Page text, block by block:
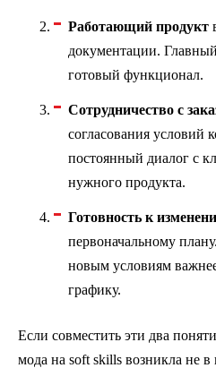
Работающий продукт
документации.
готовый функционал.
Сотрудничество с
согласования условий
постоянный диалог с
нужного продукта.
Готовность к
первоначальному
новым условиям
графику.
Если совместить эти два
мода на soft skills возникла не в